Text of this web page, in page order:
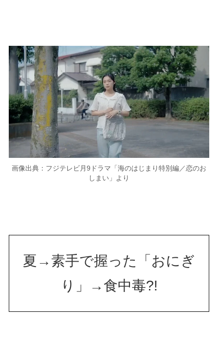
画像出典：フジテレビ月9ドラマ「海のはじまり特別編／恋のお
しまい」より
夏→素手で握った「おにぎ
り」→食中毒?!